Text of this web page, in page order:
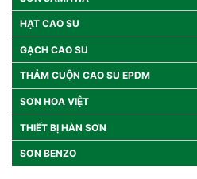
HẠT CAO SU
GẠCH CAO SU
THẢM CUỘN CAO SU EPDM
SƠN HOA VIỆT
THIẾT BỊ HÀN SƠN
SƠN BENZO